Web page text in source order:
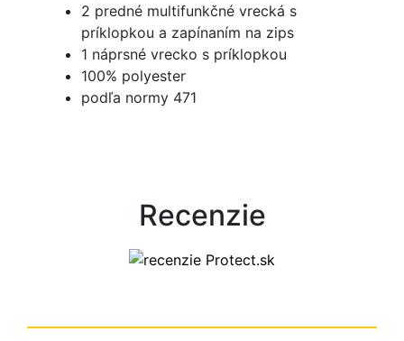
2 predné multifunkčné vrecká s
príklopkou a zapínaním na zips
1 náprsné vrecko s príklopkou
100% polyester
podľa normy 471
Recenzie